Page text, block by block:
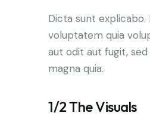
Dicta sunt
voluptatem quia
aut odit aut fugit,
magna quia.
1/2 The Visuals